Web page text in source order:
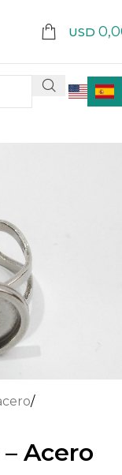
USD
/
Acero